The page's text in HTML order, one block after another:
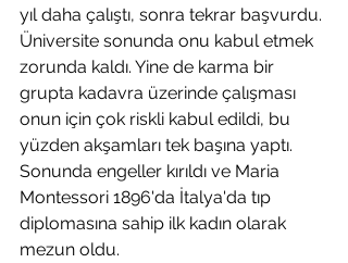
yıl daha çalıştı, sonra tekrar başvurdu.
Üniversite sonunda onu kabul etmek
zorunda kaldı. Yine de karma bir
grupta kadavra üzerinde çalışması
onun için çok riskli kabul edildi, bu
yüzden akşamları tek başına yaptı.
Sonunda engeller kırıldı ve Maria
Montessori 1896'da İtalya'da tıp
diplomasına sahip ilk kadın olarak
mezun oldu.